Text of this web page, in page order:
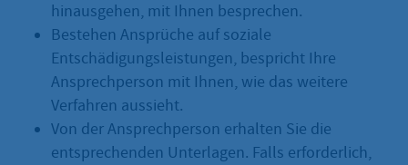
hinausgehen, mit Ihnen besprechen.
Bestehen Ansprüche auf soziale
Entschädigungsleistungen, bespricht Ihre
Ansprechperson mit Ihnen, wie das weitere
Verfahren aussieht.
Von der Ansprechperson erhalten Sie die
entsprechenden Unterlagen. Falls erforderlich,